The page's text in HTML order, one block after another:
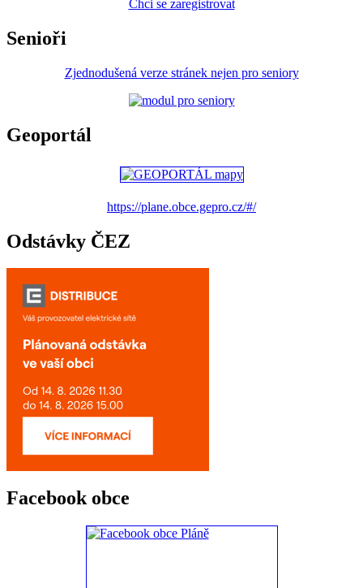
Chci se zaregistrovat
Senioři
Zjednodušená verze stránek nejen pro seniory
Geoportál
https://plane.obce.gepro.cz/#/
Odstávky ČEZ
Facebook obce